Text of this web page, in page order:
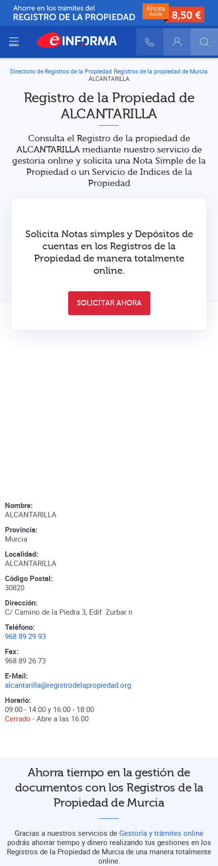
900 10 30 20
Login
del menú
Directorio de Registros de la Propiedad Registros de la propiedad de Murcia
ALCANTARILLA
Registro de la Propiedad de
ALCANTARILLA
Consulta el Registro de la propiedad de
ALCANTARILLA mediante nuestro servicio de
gestoria online y solicita una Nota Simple de la
Propiedad o un Servicio de Indices de la
Propiedad
Solicita Notas simples y Depósitos de
cuentas en los Registros de la
Propiedad de manera totalmente
online.
SOLICITAR AHORA
Nombre:
ALCANTARILLA
Provincia:
Murcia
Localidad:
ALCANTARILLA
Código Postal:
30820
Dirección:
C/ Camino de la Piedra 3, Edif. Zurbar n
Teléfono:
968 89 29 93
Fax:
968 89 26 73
E-Mail:
alcantarilla@registrodelapropiedad.org
Horario:
09:00 - 14:00 y 16:00 - 18:00
Cerrado - Abre a las 16:00
Ahorra tiempo en la gestión de
documentos con los Registros de la
Propiedad de Murcia
Gracias a nuestros servicios de Gestoría y trámites online
podrás ahorrar tiempo y dinero realizando tus gestiones en los
Registros de la Propiedad de Murcia de una manera totalmente
online.